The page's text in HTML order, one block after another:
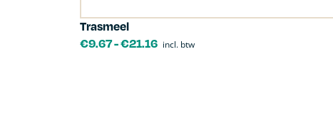
Trasmeel
€9.67-€21.16 incl. btw